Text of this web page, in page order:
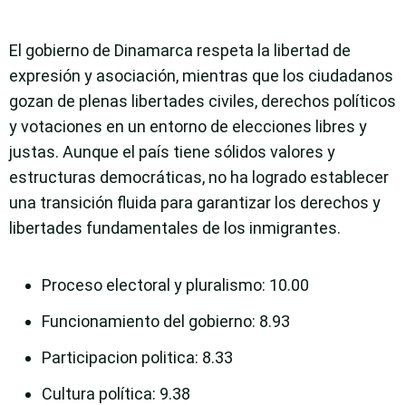
El gobierno de Dinamarca respeta la libertad de
expresión y asociación, mientras que los ciudadanos
gozan de plenas libertades civiles, derechos políticos
y votaciones en un entorno de elecciones libres y
justas. Aunque el país tiene sólidos valores y
estructuras democráticas, no ha logrado establecer
una transición fluida para garantizar los derechos y
libertades fundamentales de los inmigrantes.
Proceso electoral y pluralismo: 10.00
Funcionamiento del gobierno: 8.93
Participacion politica: 8.33
Cultura política: 9.38